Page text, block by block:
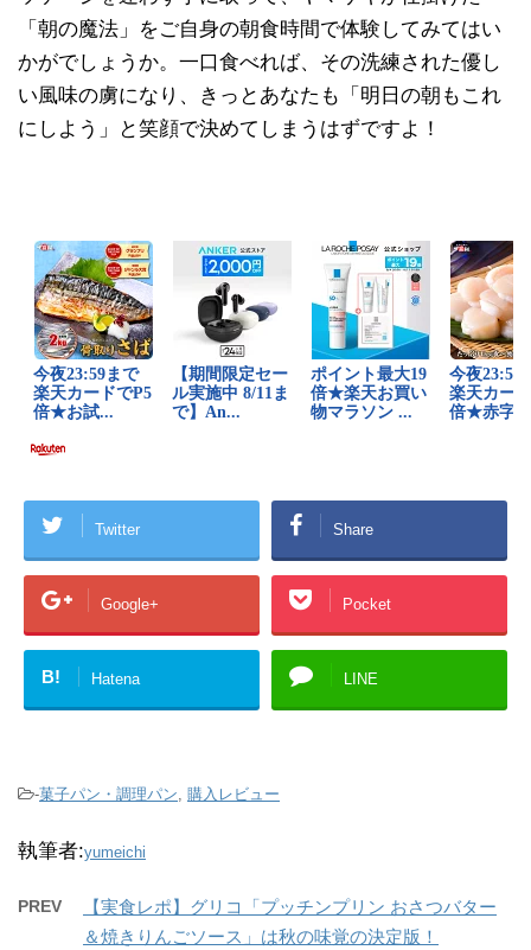
「朝の魔法」をご自身の朝食時間で体験してみてはい
かがでしょうか。一口食べれば、その洗練された優し
い風味の虜になり、きっとあなたも「明日の朝もこれ
にしよう」と笑顔で決めてしまうはずですよ！
Twitter Share
Google+ Pocket
B! Hatena LINE
-菓子パン・調理パン, 購入レビュー
執筆者:yumeichi
PREV
【実食レポ】グリコ「プッチンプリン おさつバター
＆焼きりんごソース」は秋の味覚の決定版！